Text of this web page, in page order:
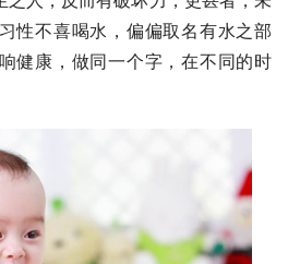
性不喜喝水，偏偏取名有水之部
健康，做同一个字，在不同的时